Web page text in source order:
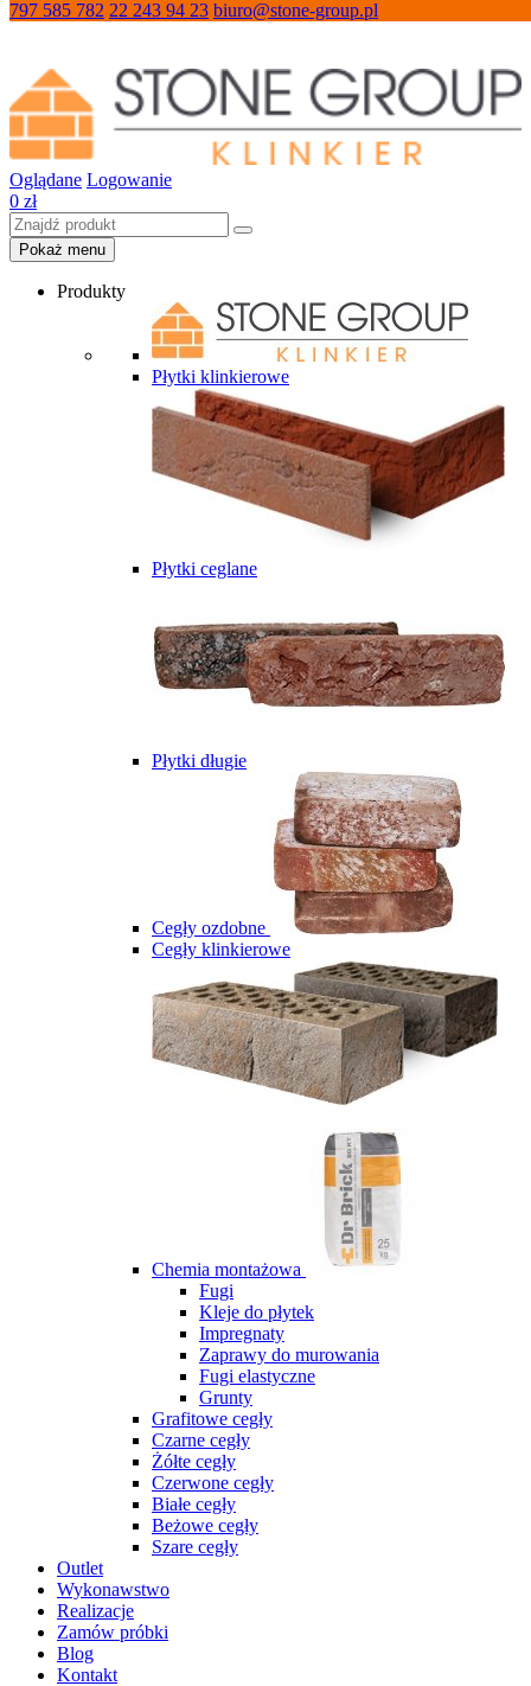
797 585 782 22 243 94 23 biuro@stone-group.pl
Oglądane Logowanie
0 zł
Pokaż menu
Produkty
Płytki klinkierowe
Płytki ceglane
Płytki długie
Cegły ozdobne
Cegły klinkierowe
Chemia montażowa
Fugi
Kleje do płytek
Impregnaty
Zaprawy do murowania
Fugi elastyczne
Grunty
Grafitowe cegły
Czarne cegły
Żółte cegły
Czerwone cegły
Białe cegły
Beżowe cegły
Szare cegły
Outlet
Wykonawstwo
Realizacje
Zamów próbki
Blog
Kontakt